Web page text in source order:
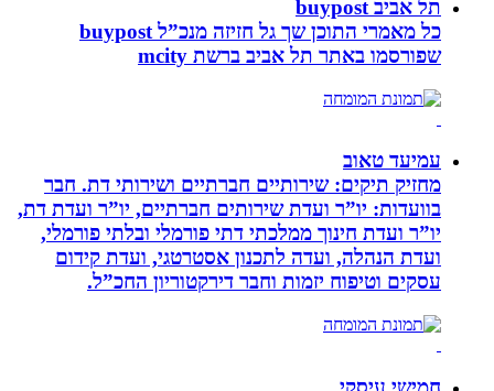
תל אביב buypost
כל מאמרי התוכן שך גל חזיזה מנכ”ל buypost
שפורסמו באתר תל אביב ברשת mcity
עמיעד טאוב
מחזיק תיקים: שירותיים חברתיים ושירותי דת. חבר
בוועדות: יו”ר ועדת שירותים חברתיים, יו”ר ועדת דת,
יו”ר ועדת חינוך ממלכתי דתי פורמלי ובלתי פורמלי,
ועדת הנהלה, ועדה לתכנון אסטרטגי, ועדת קידום
עסקים וטיפוח יזמות וחבר דירקטוריון החכ”ל.